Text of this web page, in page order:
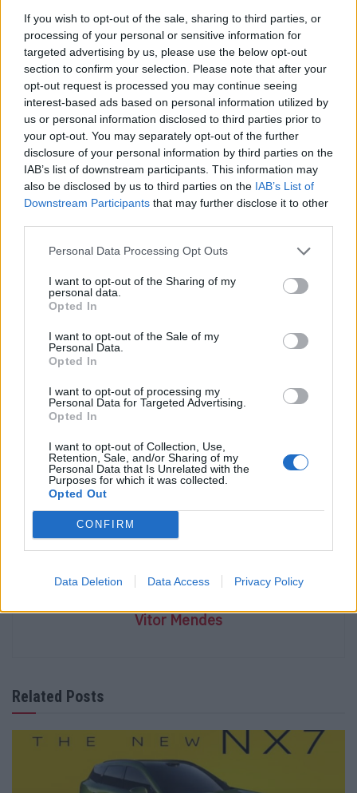
If you wish to opt-out of the sale, sharing to third parties, or
processing of your personal or sensitive information for
targeted advertising by us, please use the below opt-out
section to confirm your selection. Please note that after your
opt-out request is processed you may continue seeing
interest-based ads based on personal information utilized by
us or personal information disclosed to third parties prior to
your opt-out. You may separately opt-out of the further
disclosure of your personal information by third parties on the
IAB’s list of downstream participants. This information may
also be disclosed by us to third parties on the IAB’s List of
Downstream Participants that may further disclose it to other
Personal Data Processing Opt Outs
I want to opt-out of the Sharing of my
personal data.
Opted In
I want to opt-out of the Sale of my
Personal Data.
Opted In
I want to opt-out of processing my
Personal Data for Targeted Advertising.
Opted In
I want to opt-out of Collection, Use,
Retention, Sale, and/or Sharing of my
Personal Data that Is Unrelated with the
Purposes for which it was collected.
Opted Out
CONFIRM
Data Deletion Data Access Privacy Policy
Anos 90 e 2000:
A navegação GPS, o Bluetooth e os
sistemas deinfotainmenttransformaram o rádio
numa central multimédia.
E o futuro?
O tema do Dia Mundial da Rádio de 2026 é
particularmente desafiante:“A Inteligência Artificial e o
Futuro da Rádio”. Numa era de algoritmos e playlists
automáticas, a questão que se coloca é se a rádio
coisa é certa: a rádio continua a ser a banda sonora das
nossas estradas. Da próxima vez que entrares no carho e
ligares o rádio, lembra-te: estás a participar numa
história com mais de um século — que começou com um
teimosia de quem achou que a música também devia
Feliz Dia Mundial da Rádio!
Carros História Marcas modelos
Vitor Mendes
Related Posts